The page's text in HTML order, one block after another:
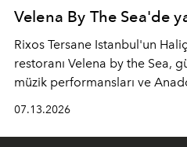
Velena By The Sea'de
Rixos Tersane Istanbul'un
restoranı Velena by the Sea,
müzik performansları ve
devam ediyor.
07.13.2026